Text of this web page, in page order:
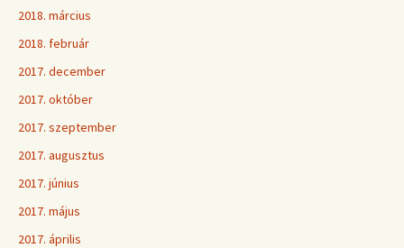
2018. március
2018. február
2017. december
2017. október
2017. szeptember
2017. augusztus
2017. június
2017. május
2017. április